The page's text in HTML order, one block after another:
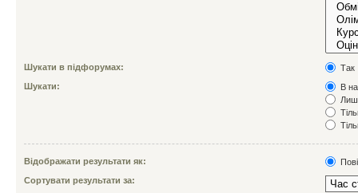
Шукати в підфорумах:
Так
Шукати:
В
Відображати результати як:
Сортувати результати за: